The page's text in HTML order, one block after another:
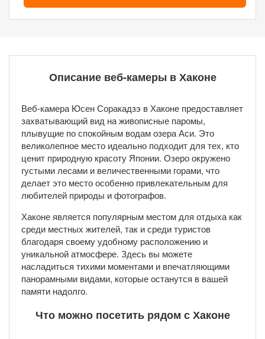
Описание веб-камеры в Хаконе
Веб-камера Юсен Соракадзэ в Хаконе предоставляет
захватывающий вид на живописные паромы,
плывущие по спокойным водам озера Аси. Это
великолепное место идеально подходит для тех, кто
ценит природную красоту Японии. Озеро окружено
густыми лесами и величественными горами, что
делает это место особенно привлекательным для
любителей природы и фотографов.
Хаконе является популярным местом для отдыха как
среди местных жителей, так и среди туристов
благодаря своему удобному расположению и
уникальной атмосфере. Здесь вы можете
насладиться тихими моментами и впечатляющими
панорамными видами, которые останутся в вашей
памяти надолго.
Что можно посетить рядом с Хаконе